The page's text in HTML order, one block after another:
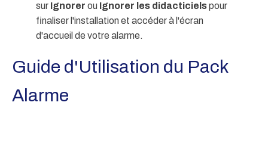
sur Ignorer ou Ignorer les didacticielspour
finaliser l'installation et accéder à l'écran
d'accueil de votre alarme.
Guide d'Utilisation du Pack
Alarme